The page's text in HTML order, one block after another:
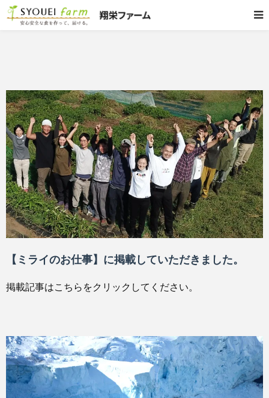
【ミライのお仕事】に掲載していただきました。
掲載記事はこちらをクリックしてください。